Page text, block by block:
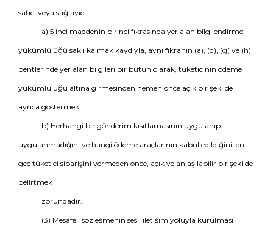
satıcı veya sağlayıcı;
a) 5 inci maddenin birinci fıkrasında yer alan bilgilendirme
yükümlülüğü saklı kalmak kaydıyla, aynı fıkranın (a), (d), (g) ve (h)
bentlerinde yer alan bilgileri bir bütün olarak, tüketicinin ödeme
yükümlülüğü altına girmesinden hemen önce açık bir şekilde
ayrıca göstermek,
b) Herhangi bir gönderim kısıtlamasının uygulanıp
uygulanmadığını ve hangi ödeme araçlarının kabul edildiğini, en
geç tüketici siparişini vermeden önce, açık ve anlaşılabilir bir şekilde
belirtmek
zorundadır.
(3) Mesafeli sözleşmenin sesli iletişim yoluyla kurulması